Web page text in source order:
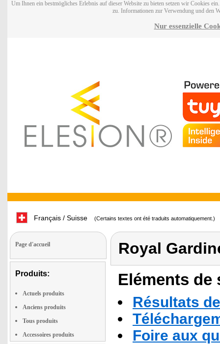
Um Ihnen ein bestmögliches Erlebnis auf dieser Website zu bieten setzen wir Cookies
zu. Informationen zur Verwendung und den
Nur essenzielle
Français / Suisse (Certains textes ont été traduits automatiquement.)
Page d'accueil
Produits:
Actuels produits
Anciens produits
Tous produits
Accessoires produits
Royal
Eléments
Résultats
Foire aux